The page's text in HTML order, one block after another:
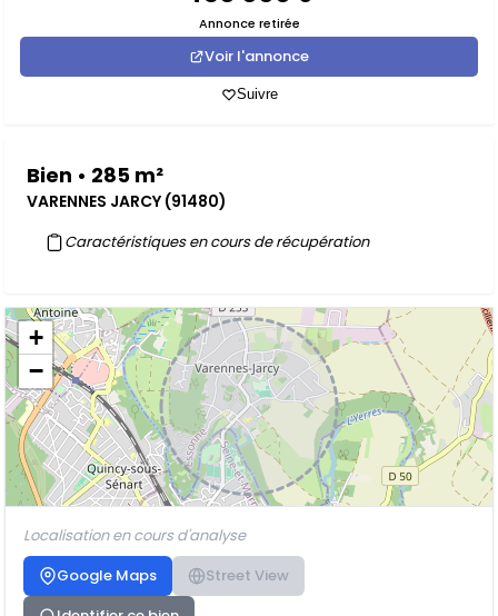
Annonce retirée
Voir l'annonce
Suivre
Bien • 285 m²
VARENNES JARCY (91480)
Caractéristiques en cours de récupération
+
−
Localisation en cours d'analyse
Google Maps
Street View